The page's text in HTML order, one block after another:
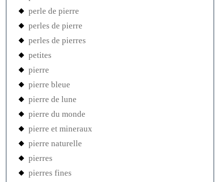
perle de pierre
perles de pierre
perles de pierres
petites
pierre
pierre bleue
pierre de lune
pierre du monde
pierre et mineraux
pierre naturelle
pierres
pierres fines